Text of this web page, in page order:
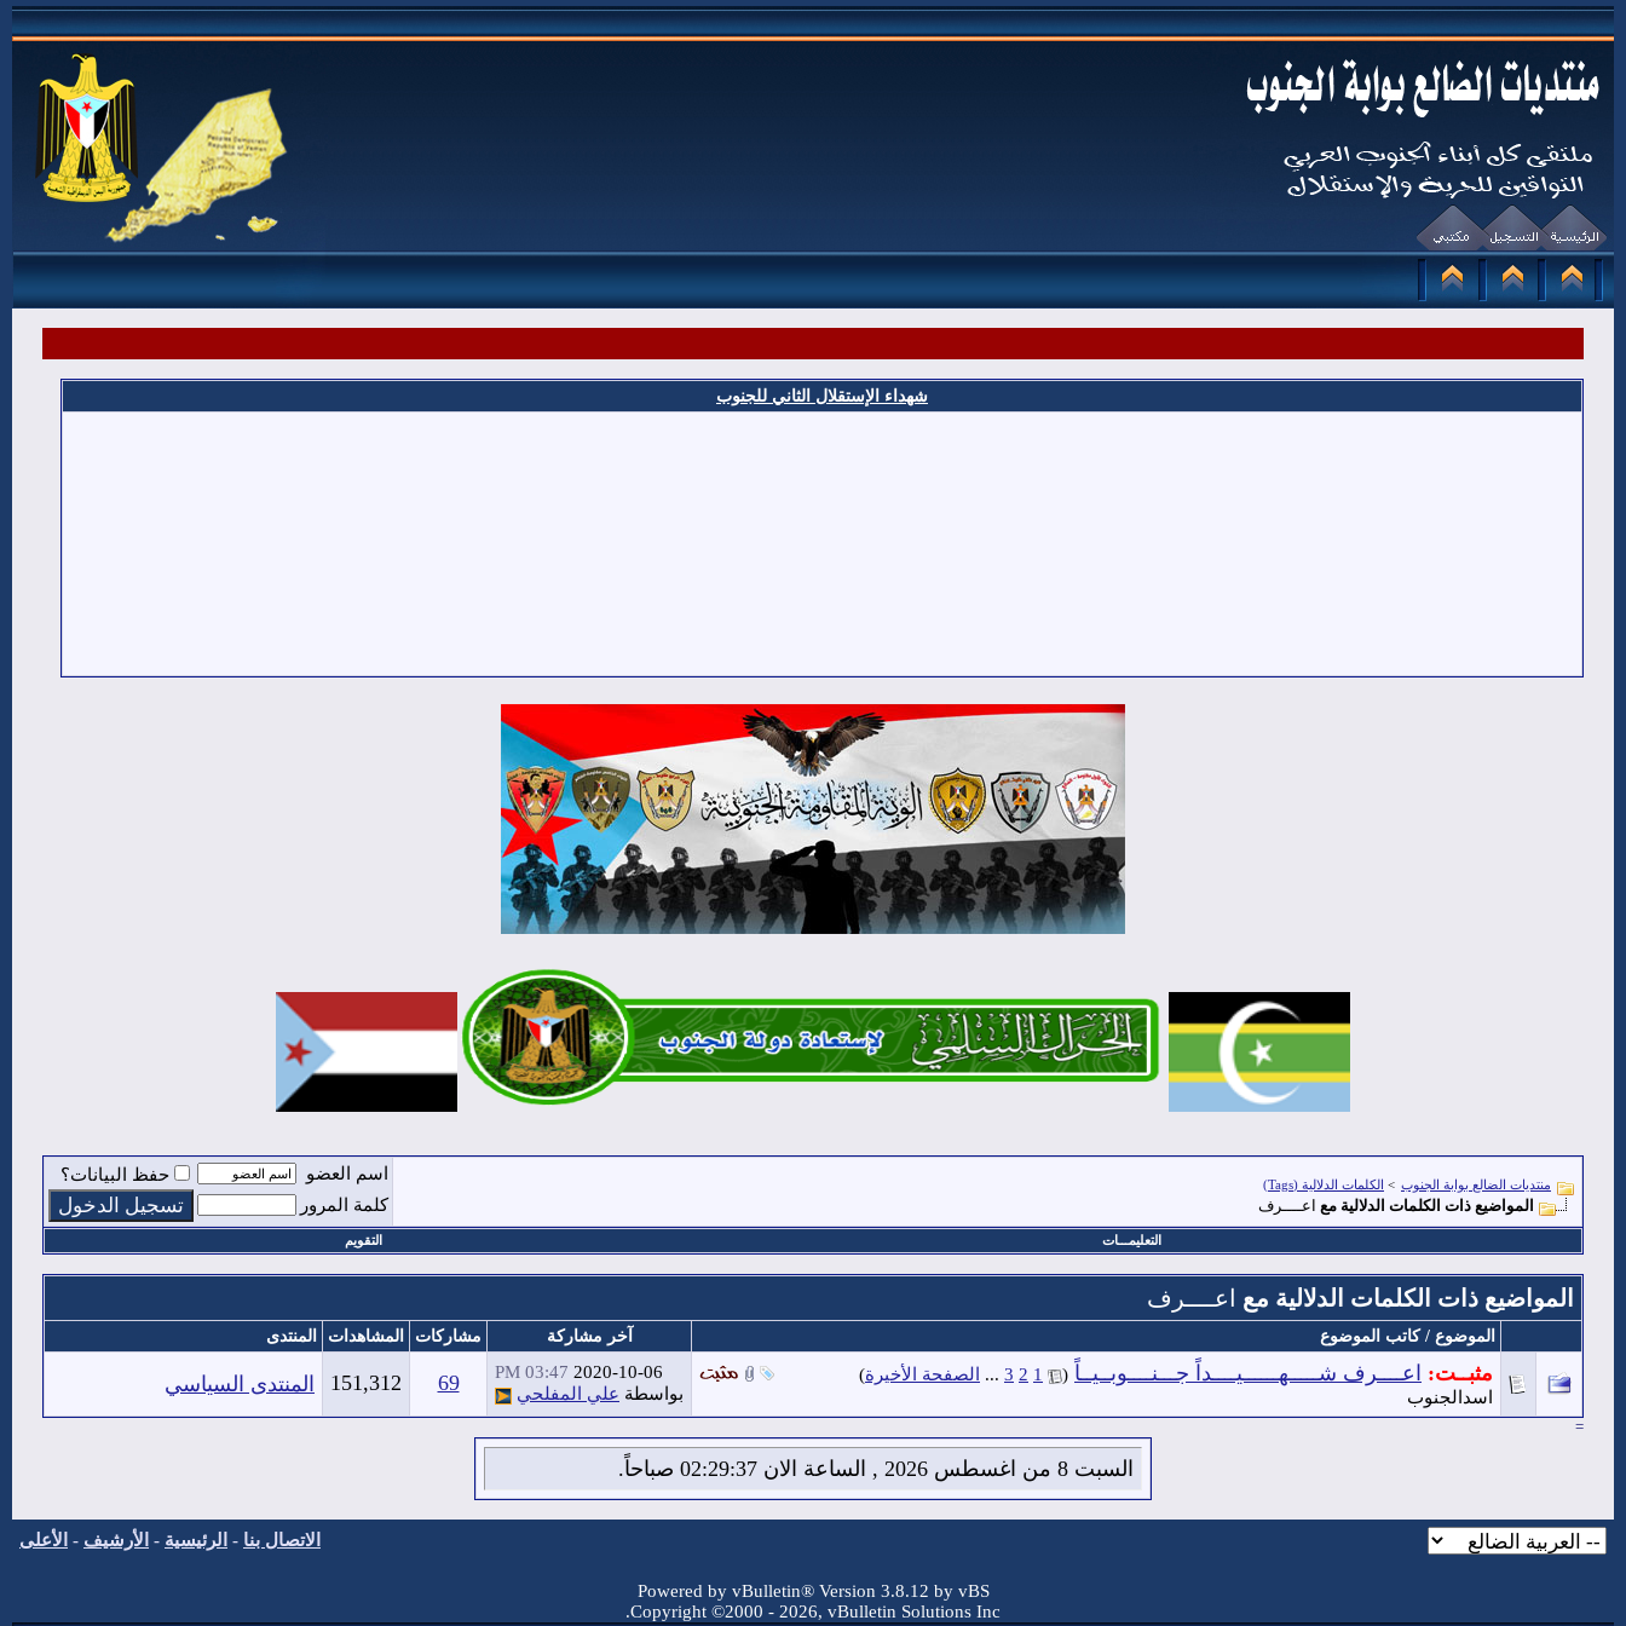
شهداء الإستقلال الثاني للجنوب
منتديات الضالع بوابة الجنوب > الكلمات الدلالية (Tags)
المواضيع ذات الكلمات الدلالية مع اعــــرف
اسم العضو
حفظ البيانات؟
كلمة المرور
التعليمـــات التقويم
المواضيع ذات الكلمات الدلالية مع اعــــرف
الموضوع / كاتب الموضوع آخر مشاركة مشاركات المشاهدات المنتدى
مثبــت: اعــــرف شـــــهــــــيــــداً جـــنــــوبــيــاً (
1
2
3
... الصفحة الأخيرة)
اسدالجنوب
2020-10-06
03:47 PM
بواسطة علي المفلحي 69
151,312 المنتدى السياسي
=
السبت 8 من اغسطس 2026 , الساعة الان 02:29:38 صباحاً.
الاتصال بنا - الرئيسية - الأرشيف - الأعلى
Powered by vBulletin® Version 3.8.12 by vBS
Copyright ©2000 - 2026, vBulletin Solutions Inc.